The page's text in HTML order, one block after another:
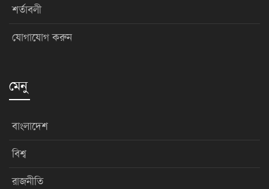
শর্তাবলী
যোগাযোগ করুন
মেনু
বাংলাদেশ
বিশ্ব
রাজনীতি